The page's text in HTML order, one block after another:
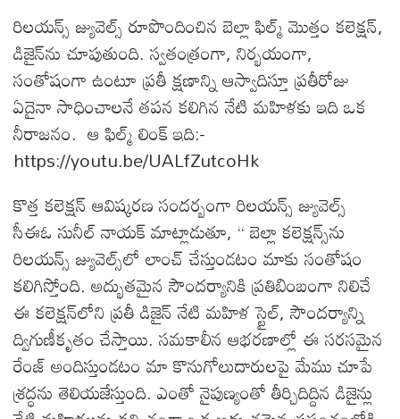
రిలయన్స్ జ్యువెల్స్ రూపొందించిన బెల్లా ఫిల్మ్‌ మొత్తం కలెక్షన్‌,
డిజైన్‌ను చూపుతుంది. స్వతంత్రంగా, నిర్భయంగా,
సంతోషంగా ఉంటూ ప్రతీ క్షణాన్ని ఆస్వాదిస్తూ ప్రతీరోజు
ఏదైనా సాధించాలనే తపన కలిగిన నేటి మహిళకు ఇది ఒక
నీరాజనం. ఆ ఫిల్మ్‌ లింక్‌ ఇది:-
https://youtu.be/UALfZutcoHk
కొత్త కలెక్షన్‌ ఆవిష్కరణ సందర్బంగా రిలయన్స్ జ్యువెల్స్
సీఈఓ సునీల్‌ నాయక్‌ మాట్లాడుతూ, “ బెల్లా కలెక్షన్స్‌ను
రిలయన్స్ జ్యువెల్స్‌లో లాంచ్ చేస్తుండటం మాకు సంతోషం
కలిగిస్తోంది. అద్భుతమైన సౌందర్యానికి ప్రతిబింబంగా నిలిచే
ఈ కలెక్షన్‌లోని ప్రతీ డిజైన్‌ నేటి మహిళ స్టైల్, సౌందర్యాన్ని
ద్విగుణీకృతం చేస్తాయి. సమకాలీన ఆభరణాల్లో ఈ సరసమైన
రేంజ్‌ అందిస్తుండటం మా కొనుగోలుదారులపై మేము చూపే
శ్రద్ధను తెలియజేస్తుంది. ఎంతో నైపుణ్యంతో తీర్చిదిద్దిన డిజైన్లు